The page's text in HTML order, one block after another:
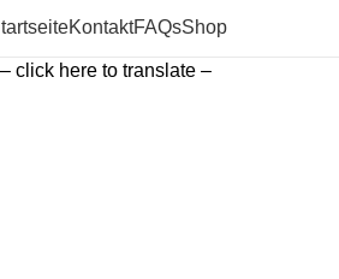
KontaktFAQsShop
– click here to translate –